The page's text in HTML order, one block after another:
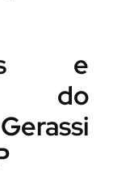
e
do